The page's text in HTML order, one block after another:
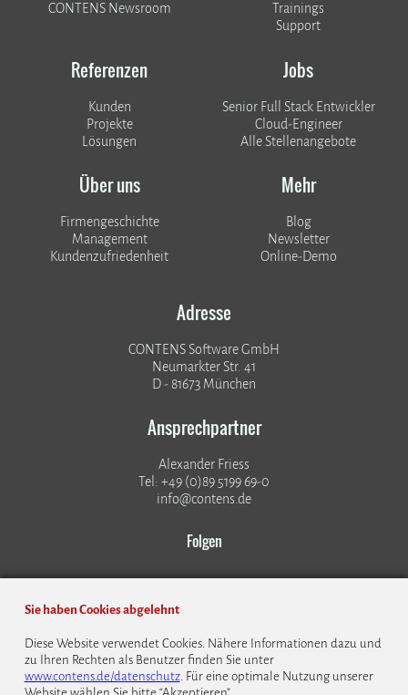
CONTENS Newsroom
Trainings
Support
Referenzen
Kunden
​​​​​​​Projekte
Lösungen
Jobs
Senior Full Stack Entwickler
Cloud-Engineer
Alle Stellenangebote
Über uns
Firmengeschichte
Management
Kundenzufriedenheit
Mehr
Blog
Newsletter
Online-Demo
Adresse
CONTENS Software GmbH
Neumarkter Str. 41
D - 81673 München
Ansprechpartner
Alexander Friess
Tel: +49 (0)89 5199 69-0
info@contens.de
Folgen
© 1999 - 2026 CONTENS Software GmbH
Sie haben Cookies abgelehnt
Diese Website verwendet Cookies. Nähere Informationen dazu und
zu Ihren Rechten als Benutzer finden Sie unter
www.contens.de/datenschutz. Für eine optimale Nutzung unserer